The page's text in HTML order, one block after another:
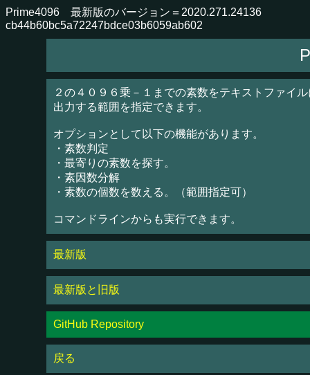
Prime4096 最新版のバージョン＝2020.271.24136
cb44b60bc5a72247bdce03b6059ab602
２の４０９６乗－１までの素数をテキストファイ
出力する範囲を指定できます。
オプションとして以下の機能があります。
・素数判定
・最寄りの素数を探す。
・素因数分解
・素数の個数を数える。（範囲指定可）
コマンドラインからも実行できます。
最新版
最新版と旧版
GitHub Repository
戻る